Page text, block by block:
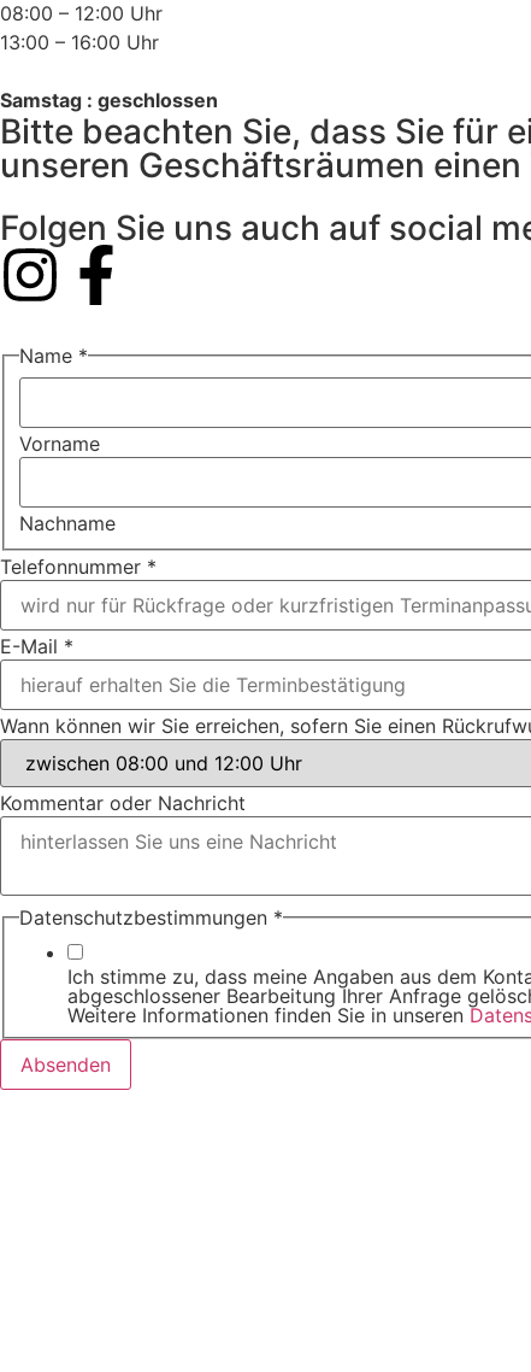
08:00 – 12:00 Uhr
13:00 – 16:00 Uhr
Samstag : geschlossen
Bitte beachten Sie, dass Sie für
unseren Geschäftsräumen
Folgen Sie uns auch auf social
Name *
Vorname
Nachname
Telefonnummer *
E-Mail *
Wann können wir Sie erreichen, sofern Sie einen
Kommentar
haben
Telefonnummer
Kommentar oder Nachricht
Datenschutzbestimmungen *
Ich stimme zu, dass meine Angaben aus dem
abgeschlossener Bearbeitung Ihrer Anfrage
Weitere Informationen finden Sie in unseren
Absenden